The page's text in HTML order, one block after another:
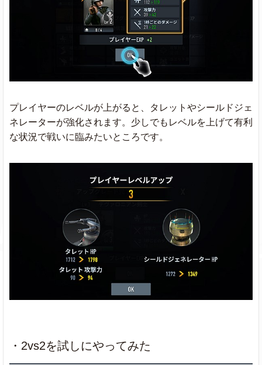
プレイヤーのレベルが上がると、タレットやシールドジェ
ネレーターが強化されます。少しでもレベルを上げて有利
な状況で戦いに臨みたいところです。
・2vs2を試しにやってみた